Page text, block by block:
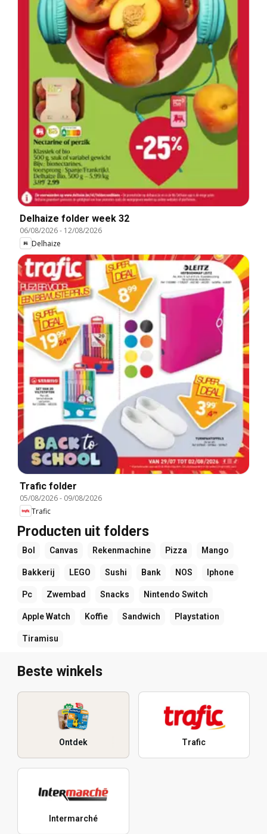
Delhaize folder week 32
06/08/2026- 12/08/2026
Delhaize
Trafic folder
05/08/2026- 09/08/2026
Trafic
Producten uit folders
Bol Canvas Rekenmachine Pizza Mango
Bakkerij LEGO Sushi Bank NOS Iphone
Pc Zwembad Snacks Nintendo Switch
Apple Watch Koffie Sandwich Playstation
Tiramisu
Beste winkels
Ontdek Trafic
Intermarché